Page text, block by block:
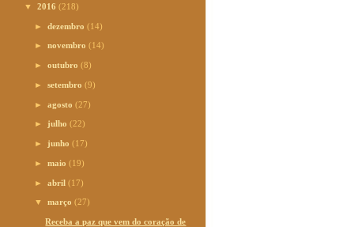
▼ 2016 (218)
►dezembro(14)
►novembro(14)
►outubro(8)
►setembro(9)
►agosto(27)
► julho(22)
► junho(17)
►maio(19)
►abril(17)
▼março(27)
Receba a paz que vem do coração de